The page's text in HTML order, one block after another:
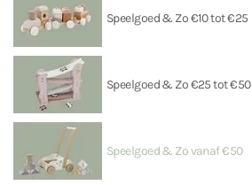
Speelgoed & Zo €10 tot €25
Speelgoed & Zo €25 tot €50
Speelgoed & Zo vanaf €50